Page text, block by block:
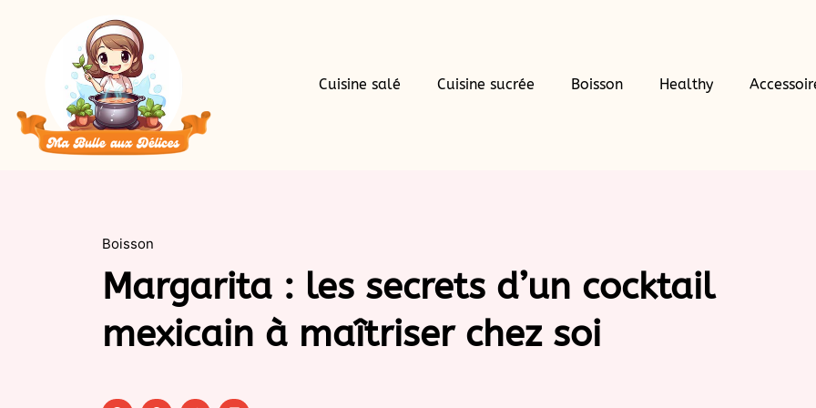
Cuisine salé Cuisine sucrée Boisson Healthy
Boisson
Margarita : les secrets d’un cocktail
mexicain à maîtriser chez soi